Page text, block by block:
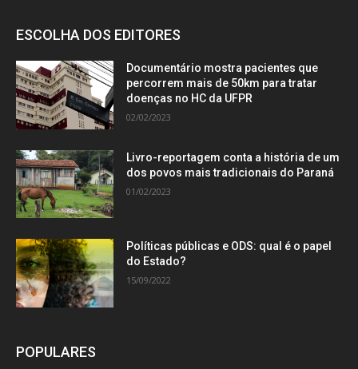
ESCOLHA DOS EDITORES
Documentário mostra pacientes que
percorrem mais de 50km para tratar
doenças no HC da UFPR
02/02/2023
Livro-reportagem conta a história de um
dos povos mais tradicionais do Paraná
01/02/2023
Políticas públicas e ODS: qual é o papel
do Estado?
15/09/2022
POPULARES